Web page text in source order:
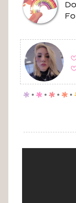
p . p . p . p .